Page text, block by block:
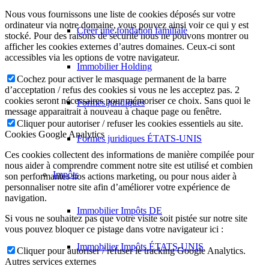
Créer une fondation familiale
Immobilier Holding
Formes juridiques
Formes juridiques ÉTATS-UNIS
Impôts
Immobilier Impôts DE
Immobilier Impôts ÉTATS-UNIS
Nous vous fournissons une liste de cookies déposés sur votre
ordinateur via notre domaine, vous pouvez ainsi voir ce qui y est
stocké. Pour des raisons de sécurité nous ne pouvons montrer ou
afficher les cookies externes d’autres domaines. Ceux-ci sont
accessibles via les options de votre navigateur.
Cochez pour activer le masquage permanent de la barre
d’acceptation / refus des cookies si vous ne les acceptez pas. 2
cookies seront nécessaires pour mémoriser ce choix. Sans quoi le
message apparaitrait à nouveau à chaque page ou fenêtre.
Cliquer pour autoriser / refuser les cookies essentiels au site.
Cookies Google Analytics
Ces cookies collectent des informations de manière compilée pour
nous aider à comprendre comment notre site est utilisé et combien
son performantes nos actions marketing, ou pour nous aider à
personnaliser notre site afin d’améliorer votre expérience de
navigation.
Si vous ne souhaitez pas que votre visite soit pistée sur notre site
vous pouvez bloquer ce pistage dans votre navigateur ici :
Cliquer pour autoriser / refuser le tracking Google Analytics.
Autres services externes